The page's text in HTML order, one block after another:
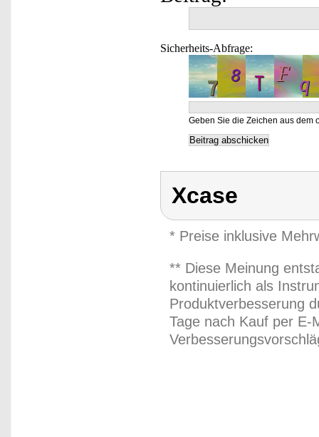
Sicherheits-Abfrage:
Geben Sie die Zeichen aus dem
Xcase
* Preise inklusive
** Diese Meinung
kontinuierlich als
Produktverbesserung
Tage nach Kauf per E-